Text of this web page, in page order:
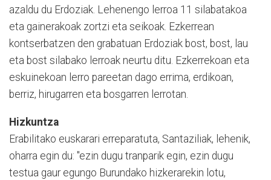
azaldu du Erdoziak. Lehenengo lerroa 11 silabatakoa
eta gainerakoak zortzi eta seikoak. Ezkerrean
kontserbatzen den grabatuan Erdoziak bost, bost, lau
eta bost silabako lerroak neurtu ditu. Ezkerrekoan eta
eskuinekoan lerro pareetan dago errima, erdikoan,
berriz, hirugarren eta bosgarren lerrotan.
Hizkuntza
Erabilitako euskarari erreparatuta, Santaziliak, lehenik,
oharra egin du: "ezin dugu tranparik egin, ezin dugu
testua gaur egungo Burundako hizkerarekin lotu,